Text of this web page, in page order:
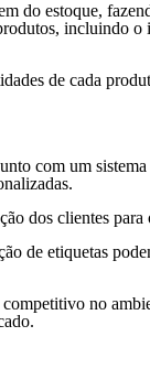
do estoque,
incluindo
de cada
com um
dos clientes
de etiquetas
no